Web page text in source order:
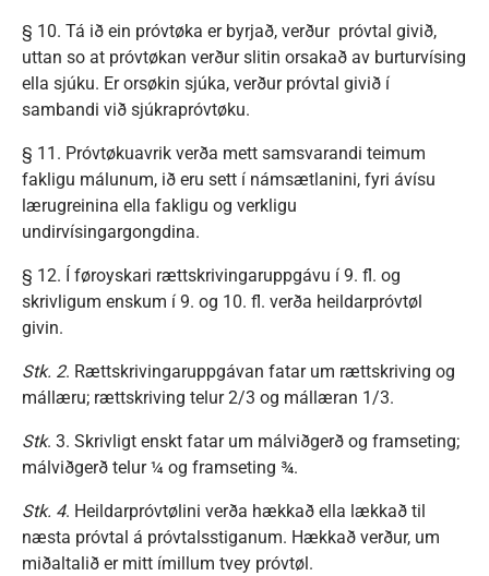
§ 10. Tá ið ein próvtøka er byrjað, verður próvtal givið,
uttan so at próvtøkan verður slitin orsakað av burturvísing
ella sjúku. Er orsøkin sjúka, verður próvtal givið í
sambandi við sjúkrapróvtøku.
§ 11. Próvtøkuavrik verða mett samsvarandi teimum
fakligu málunum, ið eru sett í námsætlanini, fyri ávísu
lærugreinina ella fakligu og verkligu
undirvísingargongdina.
§ 12. Í føroyskari rættskrivingaruppgávu í 9. fl. og
skrivligum enskum í 9. og 10. fl. verða heildarpróvtøl
givin.
Stk. 2. Rættskrivingaruppgávan fatar um rættskriving og
mállæru; rættskriving telur 2/3 og mállæran 1/3.
Stk. 3. Skrivligt enskt fatar um málviðgerð og framseting;
málviðgerð telur ¼ og framseting ¾.
Stk. 4. Heildarpróvtølini verða hækkað ella lækkað til
næsta próvtal á próvtalsstiganum. Hækkað verður, um
miðaltalið er mitt ímillum tvey próvtøl.